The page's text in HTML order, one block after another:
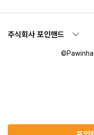
주식회사 포인핸드